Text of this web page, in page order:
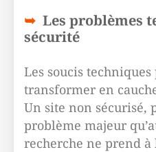
Les problèmes
sécurité
Les soucis techniques
transformer en
Un site non sécurisé,
problème majeur
recherche ne prend à